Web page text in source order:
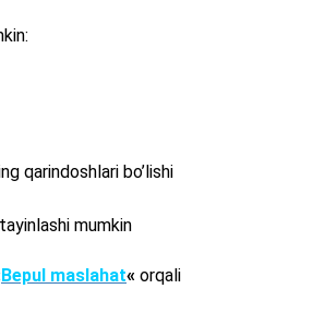
qarindoshlari bo’lishi
mumkin
Bepul maslahat« orqali